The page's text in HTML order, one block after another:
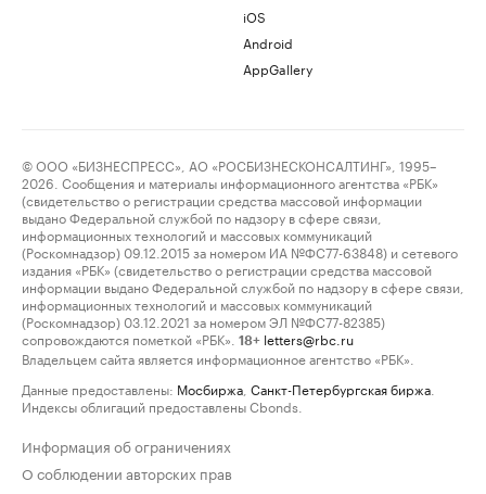
iOS
Android
AppGallery
© ООО «БИЗНЕСПРЕСС», АО «РОСБИЗНЕСКОНСАЛТИНГ», 1995–
2026. Сообщения и материалы информационного агентства «РБК»
(свидетельство о регистрации средства массовой информации
выдано Федеральной службой по надзору в сфере связи,
информационных технологий и массовых коммуникаций
(Роскомнадзор) 09.12.2015 за номером ИА №ФС77-63848) и сетевого
издания «РБК» (свидетельство о регистрации средства массовой
информации выдано Федеральной службой по надзору в сфере связи,
информационных технологий и массовых коммуникаций
(Роскомнадзор) 03.12.2021 за номером ЭЛ №ФС77-82385)
сопровождаются пометкой «РБК».
18+ letters@rbc.ru
Владельцем сайта является информационное агентство «РБК».
Данные предоставлены: Мосбиржа Санкт-Петербургская биржа
Индексы облигаций предоставлены Cbonds.
Информация об ограничениях
О соблюдении авторских прав